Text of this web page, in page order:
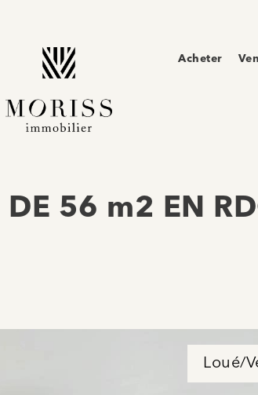
Acheter
DE 56 m2 EN
Loué/